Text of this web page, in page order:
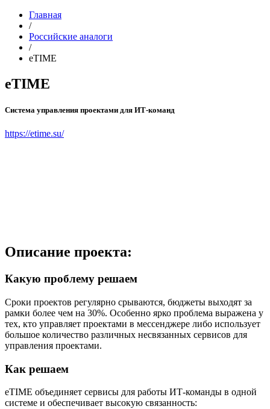
Главная
/
Российские аналоги
/
eTIME
eTIME
Система управления проектами для ИТ-команд
https://etime.su/
Описание проекта:
Какую проблему решаем
Сроки проектов регулярно срываются, бюджеты выходят за
рамки более чем на 30%. Особенно ярко проблема выражена у
тех, кто управляет проектами в мессенджере либо использует
большое количество различных несвязанных сервисов для
управления проектами.
Как решаем
eTIME объединяет сервисы для работы ИТ-команды в одной
системе и обеспечивает высокую связанность: